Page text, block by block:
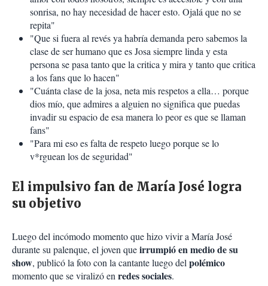
sonrisa, no hay necesidad de hacer esto. Ojalá que no se
repita"
"Que si fuera al revés ya habría demanda pero sabemos la
clase de ser humano que es Josa siempre linda y esta
persona se pasa tanto que la critica y mira y tanto que critica
a los fans que lo hacen"
"Cuánta clase de la josa, neta mis respetos a ella… porque
dios mío, que admires a alguien no significa que puedas
invadir su espacio de esa manera lo peor es que se llaman
fans"
"Para mi eso es falta de respeto luego porque se lo
v*rguean los de seguridad"
El impulsivo fan de María José logra
su objetivo
Luego del incómodo momento que hizo vivir a María José
durante su palenque, el joven queirrumpió en medio de su
show, publicó la foto con la cantante luego delpolémico
momento que se viralizó enredes sociales.